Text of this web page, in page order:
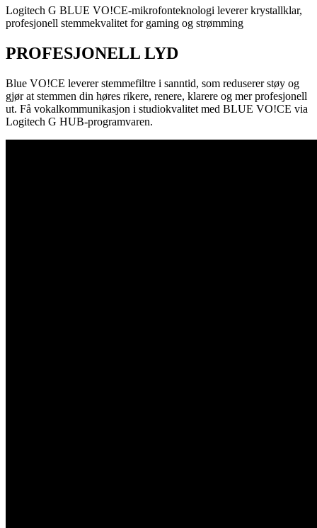
Logitech G BLUE VO!CE-mikrofonteknologi leverer krystallklar,
profesjonell stemmekvalitet for gaming og strømming
PROFESJONELL LYD
Blue VO!CE leverer stemmefiltre i sanntid, som reduserer støy og
gjør at stemmen din høres rikere, renere, klarere og mer profesjonell
ut. Få vokalkommunikasjon i studiokvalitet med BLUE VO!CE via
Logitech G HUB-programvaren.